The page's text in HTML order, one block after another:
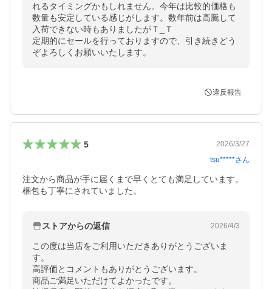
れるタイミングかもしれません。今年は比較的価格も
数量も安定している感じがします。数年前は高騰して
入荷できない時もありましたがＴ_Ｔ
定期的にセールを行っておりますので、引き続きどう
ぞよろしくお願いいたします。
違反報告
5
2026/3/27
tsu*****さん
注文から商品が手に届くまで早くとても満足しています。
梱包も丁寧にされていました。
ストアからの返信 2026/4/3
この度は当店をご利用いただきありがとうございま
す。
高評価とコメントもありがとうございます。
商品ご満足いただけてよかったです。